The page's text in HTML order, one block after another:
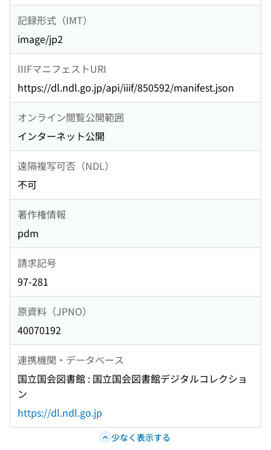
記録形式（IMT）
image/jp2
IIIFマニフェストURI
https://dl.ndl.go.jp/api/iiif/850592/manifest.json
オンライン閲覧公開範囲
インターネット公開
遠隔複写可否（NDL）
不可
著作権情報
pdm
請求記号
97-281
原資料（JPNO）
40070192
連携機関・データベース
国立国会図書館 : 国立国会図書館デジタルコレクショ
ン
https://dl.ndl.go.jp
少なく表示する